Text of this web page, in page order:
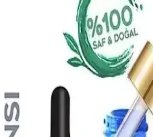
Afro Dynamic parfüm, uygun fiyatı ve
kullanım için ideal. Uzun süre dayanıklı, canlı
deneyimi sunar, her mevsim ve ortamda tercih
Afrodizyak Etkili Parfümler:
Doğal ve Çekici Kokular
Afrodizyak etkili parfümler, cinsel arzuyu ve
doğal bileşenler ve özel notalar içerir. Doğru
kişisel cazibenizi güçlendirebilirsiniz.
Lancome Tresor Edp 100 Ml Kadın
ve Kalıcı Odunsu Çiçeksi Koku